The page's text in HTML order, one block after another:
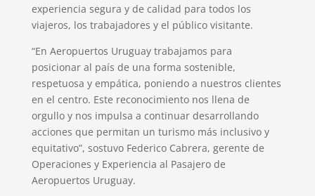
experiencia segura y de calidad para todos los
viajeros, los trabajadores y el público visitante.
“En Aeropuertos Uruguay trabajamos para
posicionar al país de una forma sostenible,
respetuosa y empática, poniendo a nuestros clientes
en el centro. Este reconocimiento nos llena de
orgullo y nos impulsa a continuar desarrollando
acciones que permitan un turismo más inclusivo y
equitativo”, sostuvo Federico Cabrera, gerente de
Operaciones y Experiencia al Pasajero de
Aeropuertos Uruguay.